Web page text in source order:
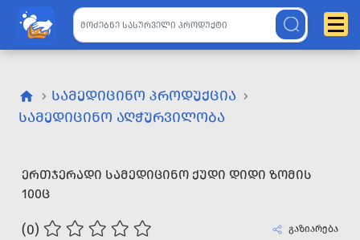
ᲡᲐᲛᲔᲓᲘᲪᲘᲜᲝ ᲞᲠᲝᲓᲣᲥᲪᲘᲐ
ᲡᲐᲛᲔᲓᲘᲪᲘᲜᲝ ᲐᲦᲭᲣᲠᲕᲘᲚᲝᲑᲐ
ᲔᲠᲗᲯᲔᲠᲐᲓᲘ ᲡᲐᲛᲔᲓᲘᲪᲘᲜᲝ ᲥᲣᲓᲘ ᲓᲘᲓᲘ ᲖᲝᲛᲘᲡ
100Ც
(0) გაზიარება